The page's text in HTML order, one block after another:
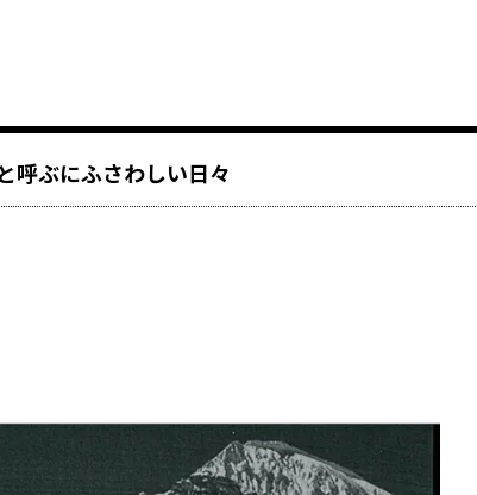
呼ぶにふさわしい日々